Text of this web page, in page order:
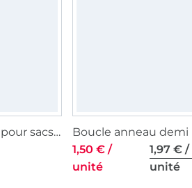
Boucle anneau pour sacs, 25mm, couleur argent
1,50 € /
unité
1,97 € /
unité